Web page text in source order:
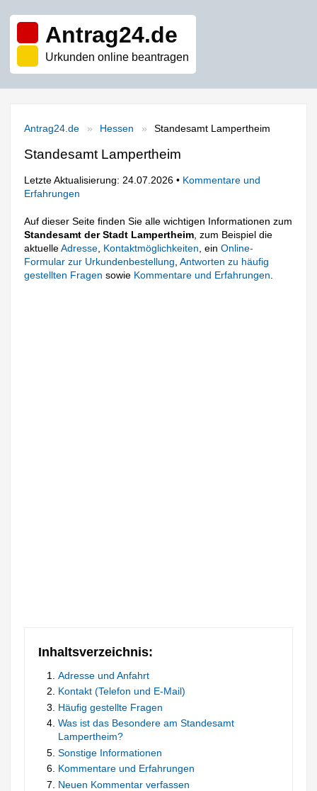
Antrag24.de
Urkunden online beantragen
Antrag24.de Hessen Standesamt Lampertheim
Standesamt Lampertheim
Letzte Aktualisierung: 24.07.2026 • Kommentare und
Erfahrungen
Auf dieser Seite finden Sie alle wichtigen Informationen zum
Standesamt der Stadt Lampertheim , zum Beispiel die
aktuelleAdresse Kontaktmöglichkeiten , einOnline-
Formular zur Urkundenbestellung ,Antworten zu häufig
gestellten Fragen sowie Kommentare und Erfahrungen
Inhaltsverzeichnis:
Adresse und Anfahrt
Kontakt (Telefon und E-Mail)
Häufig gestellte Fragen
Was ist das Besondere am Standesamt
Lampertheim?
Sonstige Informationen
Kommentare und Erfahrungen
Neuen Kommentar verfassen